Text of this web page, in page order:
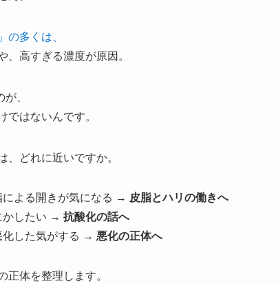
の多くは、
、高すぎる濃度が原因。
、
ではないんです。
、どれに近いですか。
による開きが気になる → 皮脂とハリの働きへ
かしたい → 抗酸化の話へ
化した気がする → 悪化の正体へ
正体を整理します。